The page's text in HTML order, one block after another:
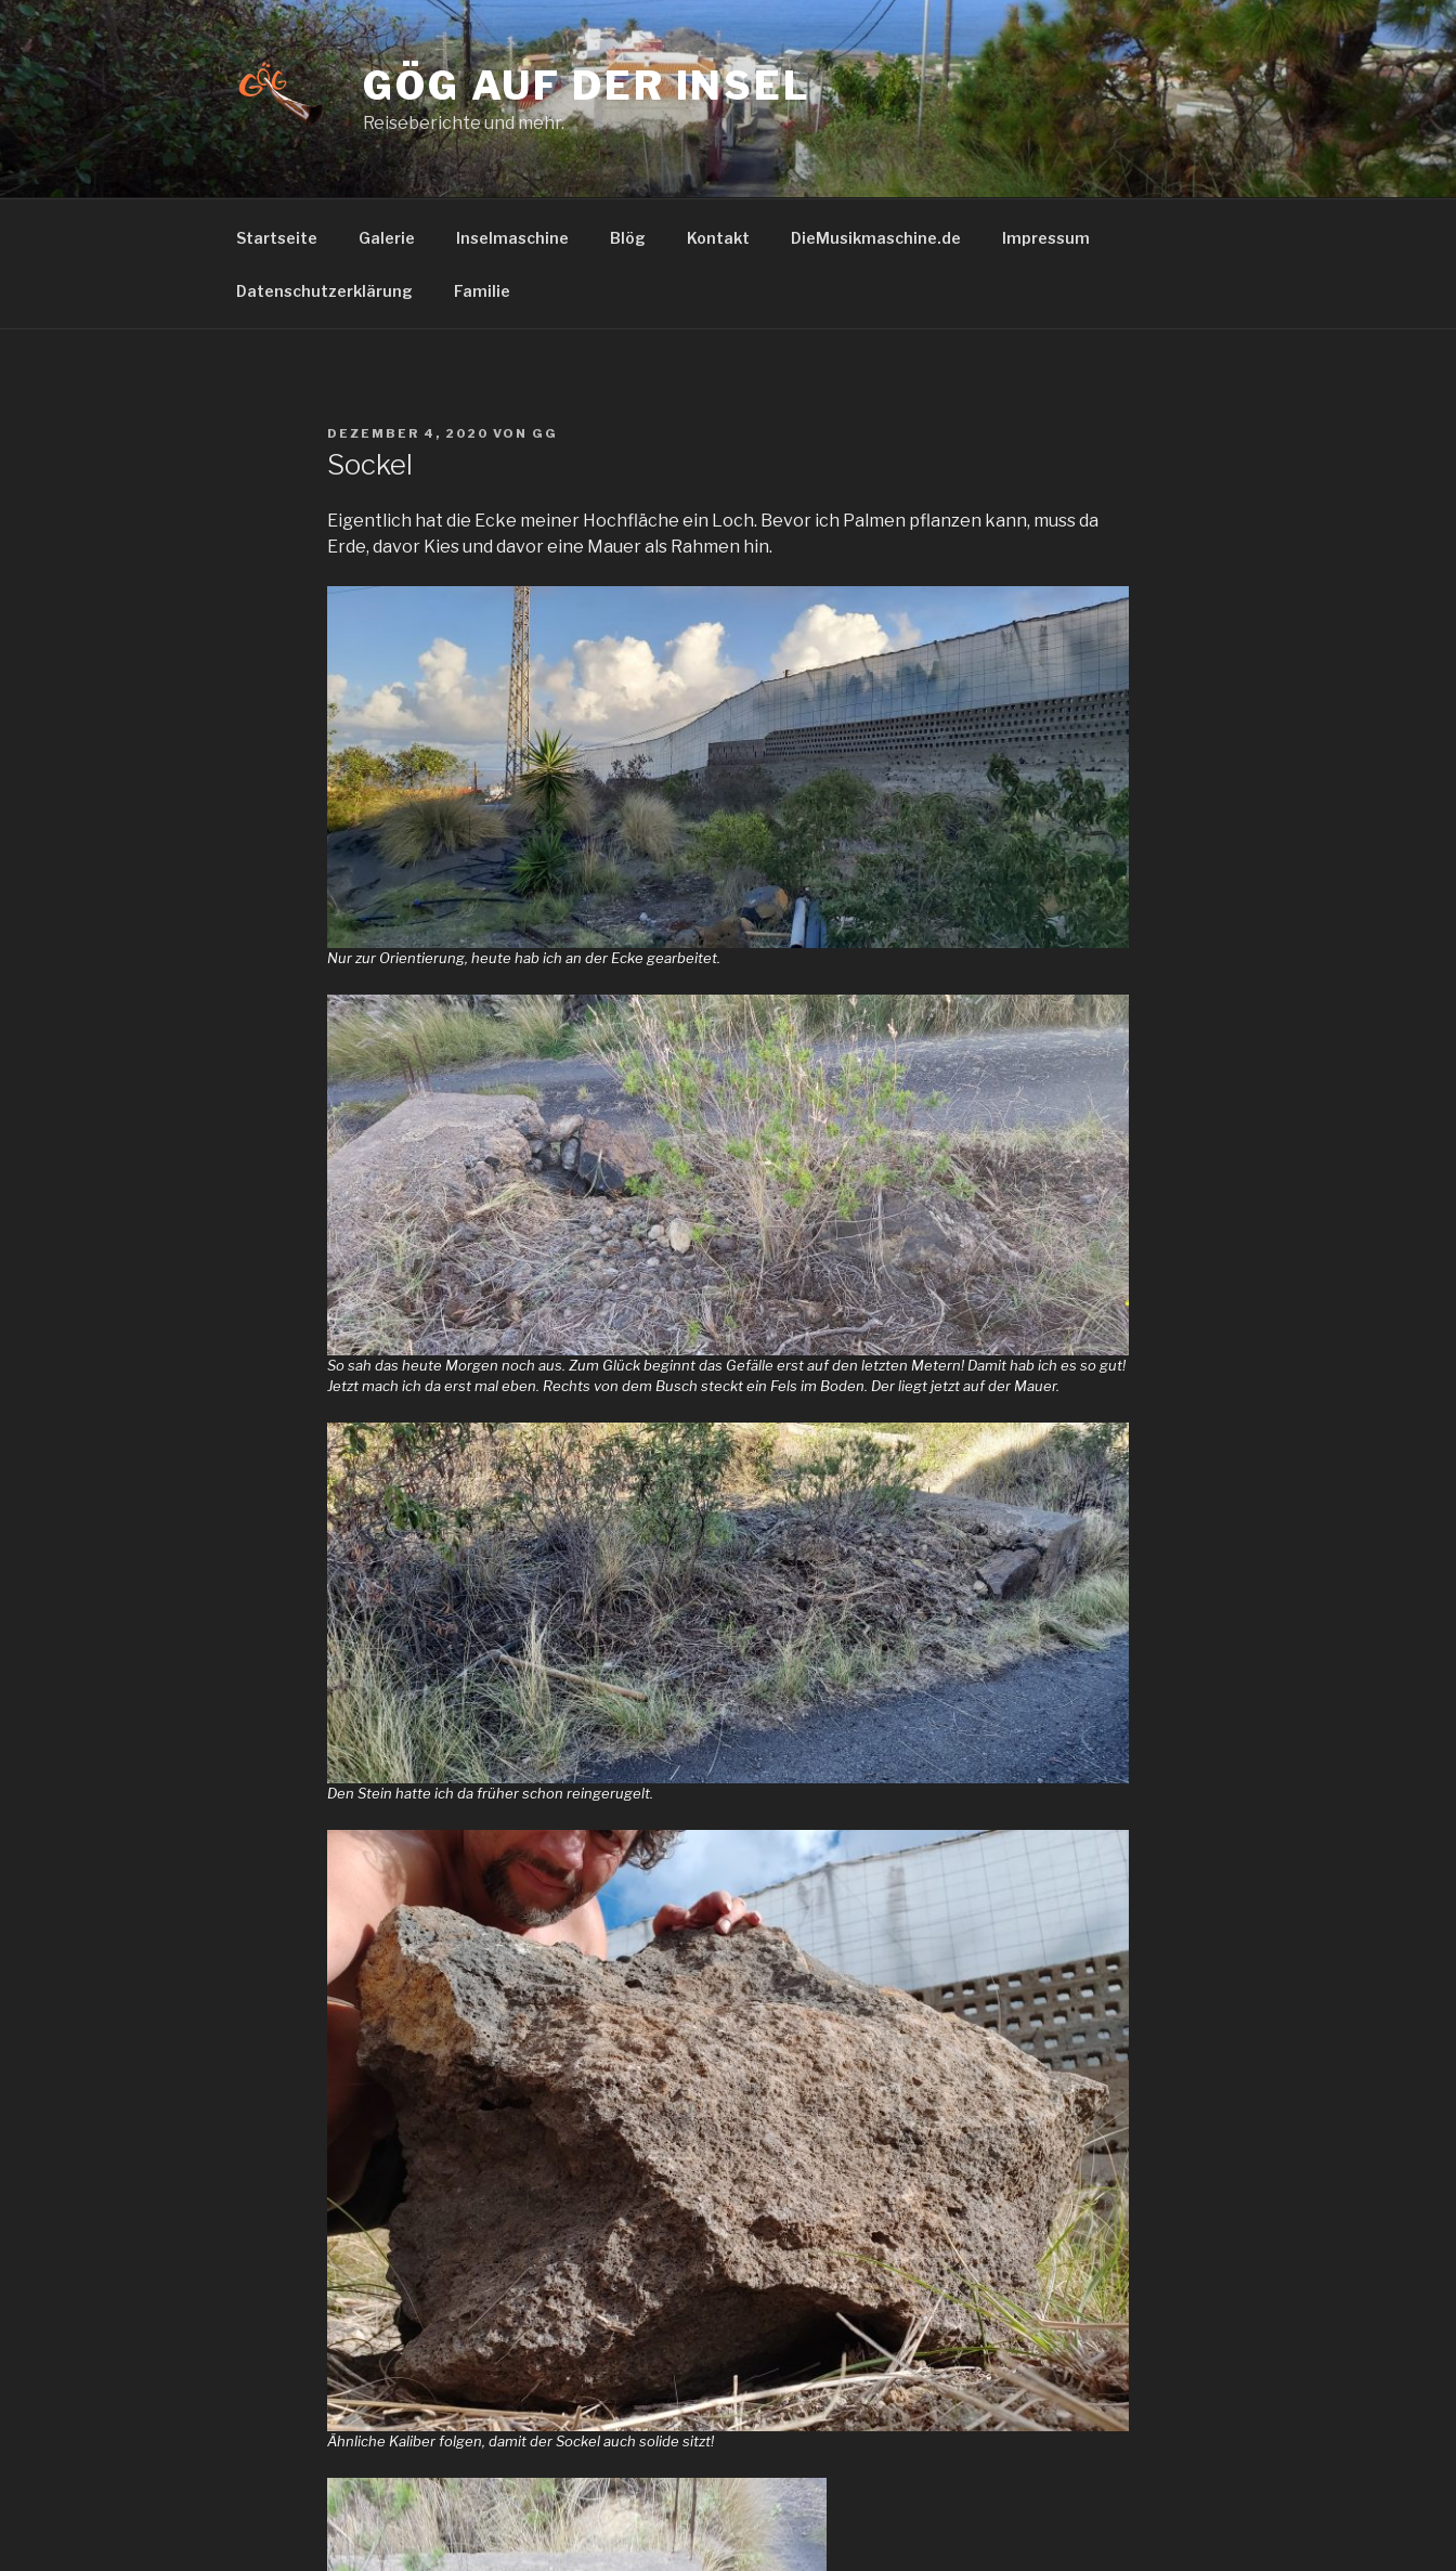
Zum
Inhalt
springen
GÖG AUF DER INSEL
Reiseberichte und mehr.
Startseite Galerie Inselmaschine Blög Kontakt DieMusikmaschine.de Impressum
Datenschutzerklärung Familie
VERÖFFENTLICHT
DEZEMBER 4, 2020 VON GG
Sockel
Eigentlich hat die Ecke meiner Hochfläche ein Loch. Bevor ich Palmen pflanzen kann, muss da
Erde, davor Kies und davor eine Mauer als Rahmen hin.
Nur zur Orientierung, heute hab ich an der Ecke gearbeitet.
So sah das heute Morgen noch aus. Zum Glück beginnt das Gefälle erst auf den letzten Metern! Damit hab ich es so gut!
Jetzt mach ich da erst mal eben. Rechts von dem Busch steckt ein Fels im Boden. Der liegt jetzt auf der Mauer.
Den Stein hatte ich da früher schon reingerugelt.
Ähnliche Kaliber folgen, damit der Sockel auch solide sitzt!